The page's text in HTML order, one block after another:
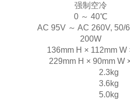
强制空冷
0 ～ 40℃
AC 95V ～ AC 260V, 50/
200W
136mm H × 112mm W
229mm H × 90mm W
2.3kg
3.6kg
5.0kg